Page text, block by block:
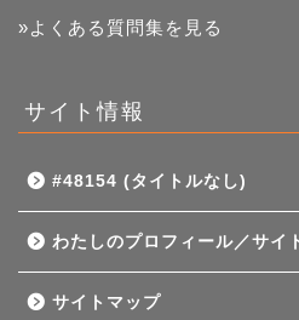
»よくある質問集を見る
サイト情報
#48154 (タイトルなし)
わたしのプロフィール／サイ
サイトマップ